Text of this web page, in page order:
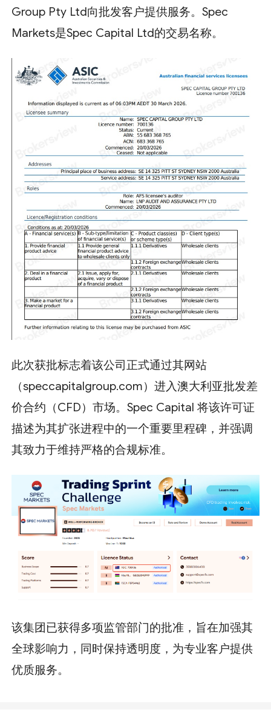
Group Pty Ltd向批发客户提供服务。Spec
Markets是Spec Capital Ltd的交易名称。
此次获批标志着该公司正式通过其网站
（speccapitalgroup.com）进入澳大利亚批发差
价合约（CFD）市场。Spec Capital 将该许可证
描述为其扩张进程中的一个重要里程碑，并强调
其致力于维持严格的合规标准。
该集团已获得多项监管部门的批准，旨在加强其
全球影响力，同时保持透明度，为专业客户提供
优质服务。